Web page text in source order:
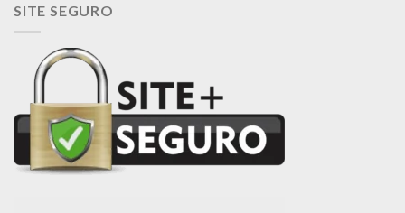
SITE SEGURO